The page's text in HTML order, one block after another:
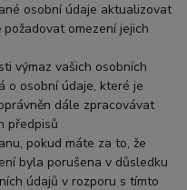
osobní údaje aktualizovat
omezení jejich
výmaz vašich osobních
o osobní údaje, které je
dále zpracovávat
předpisů
pokud máte za to, že
byla porušena v důsledku
údajů v rozporu s tímto